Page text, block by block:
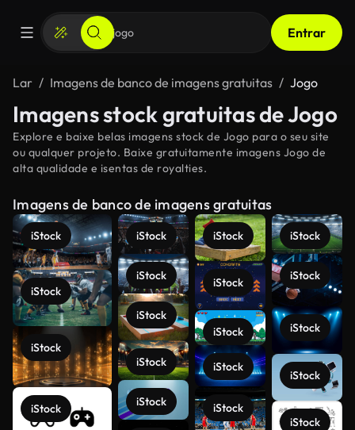
Entrar
Lar Imagens de banco de imagens gratuitas Jogo
Imagens stock gratuitas de Jogo
Explore e baixe belas imagens stock de Jogo para o seu site
ou qualquer projeto. Baixe gratuitamente imagens Jogo de
alta qualidade e isentas de royalties.
Imagens de banco de imagens gratuitas
iStock
iStock
iStock
iStock
iStock
iStock
iStock
iStock
iStock
iStock
iStock
iStock
iStock
iStock
iStock
iStock
iStock
iStock
iStock